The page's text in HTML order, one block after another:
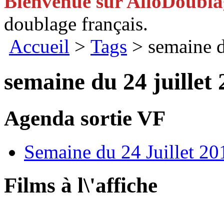
doublage français.
Accueil > Tags > semaine
semaine du 24 juillet
Agenda sortie VF
Semaine du 24 Juillet
Films à l\'affiche